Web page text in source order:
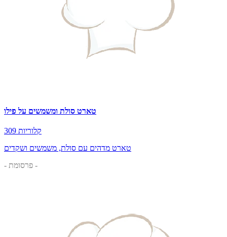
טארט סולת ומשמשים על פילו
309 קלוריות
טארט מדהים עם סולת, משמשים ושקדים
- פרסומת -